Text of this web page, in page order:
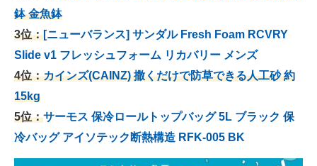
鉢 金魚鉢
3位：[ニューバランス] サンダル Fresh Foam RCVRY
Slide v1 フレッシュフォーム リカバリー メンズ
4位：カインズ(CAINZ) 撒くだけで防草できる人工砂 約
15kg
5位：サーモス 保冷ロールトップバッグ 5L ブラック 保
冷バッグ アイソテック断熱構造 RFK-005 BK